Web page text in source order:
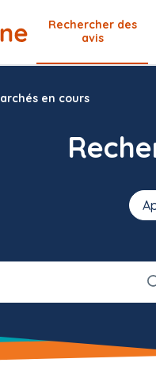
Rechercher des
avis
en cours